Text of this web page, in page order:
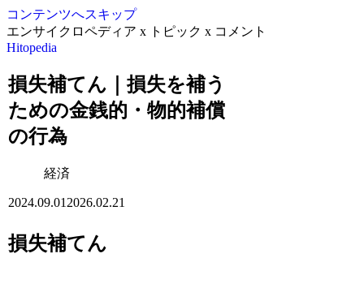
コンテンツへスキップ
エンサイクロペディア x トピック x コメント
Hitopedia
損失補てん｜損失を補う
ための金銭的・物的補償
の行為
経済
2024.09.01 2026.02.21
損失補てん